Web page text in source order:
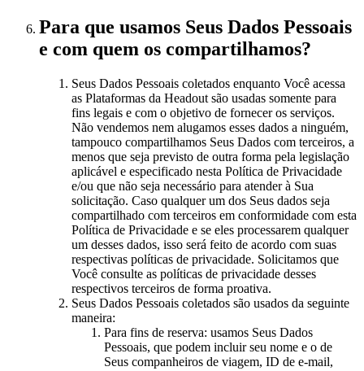
Para que usamos Seus Dados Pessoais
e com quem os compartilhamos?
Seus Dados Pessoais coletados enquanto Você acessa
as Plataformas da Headout são usadas somente para
fins legais e com o objetivo de fornecer os serviços.
Não vendemos nem alugamos esses dados a ninguém,
tampouco compartilhamos Seus Dados com terceiros, a
menos que seja previsto de outra forma pela legislação
aplicável e especificado nesta Política de Privacidade
e/ou que não seja necessário para atender à Sua
solicitação. Caso qualquer um dos Seus dados seja
compartilhado com terceiros em conformidade com esta
Política de Privacidade e se eles processarem qualquer
um desses dados, isso será feito de acordo com suas
respectivas políticas de privacidade. Solicitamos que
Você consulte as políticas de privacidade desses
respectivos terceiros de forma proativa.
Seus Dados Pessoais coletados são usados da seguinte
maneira:
Para fins de reserva: usamos Seus Dados
Pessoais, que podem incluir seu nome e o de
Seus companheiros de viagem, ID de e-mail,